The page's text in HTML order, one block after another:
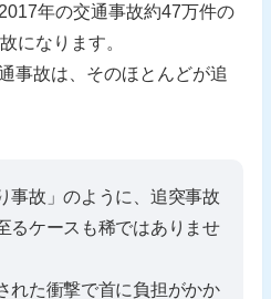
年の交通事故約47万件の
になります。
事故は、そのほとんどが追
事故」のように、追突事故
るケースも稀ではありませ
れた衝撃で首に負担がかか